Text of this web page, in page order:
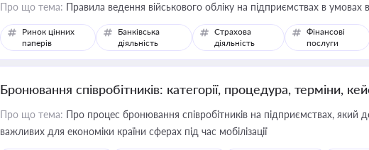
Про що тема: Правила ведення військового обліку на підприємствах в умовах
Ринок цінних
паперів
Банківська
діяльність
Страхова
діяльність
Фінансові
послуги
Бронювання співробітників: категорії, процедура, терміни,
Про що тема: Про процес бронювання співробітників на підприємствах, який
важливих для економіки країни сферах під час мобілізації